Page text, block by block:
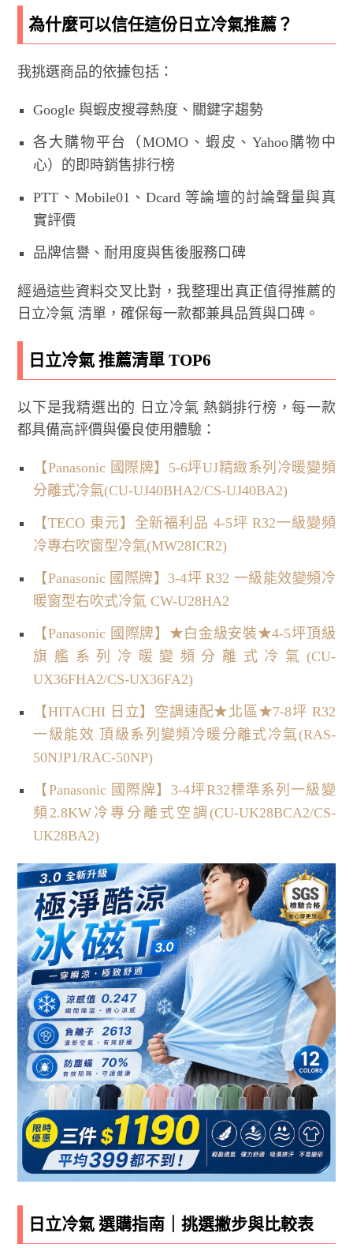
為什麼可以信任這份日立冷氣推薦？
我挑選商品的依據包括：
Google 與蝦皮搜尋熱度、關鍵字趨勢
各大購物平台（MOMO、蝦皮、Yahoo購物中
心）的即時銷售排行榜
PTT、Mobile01、Dcard 等論壇的討論聲量與真
實評價
品牌信譽、耐用度與售後服務口碑
經過這些資料交叉比對，我整理出真正值得推薦的
日立冷氣 清單，確保每一款都兼具品質與口碑。
日立冷氣 推薦清單 TOP6
以下是我精選出的 日立冷氣 熱銷排行榜，每一款
都具備高評價與優良使用體驗：
【Panasonic 國際牌】5-6坪UJ精緻系列冷暖變頻
分離式冷氣(CU-UJ40BHA2/CS-UJ40BA2)
【TECO 東元】全新福利品 4-5坪 R32一級變頻
冷專右吹窗型冷氣(MW28ICR2)
【Panasonic 國際牌】3-4坪 R32 一級能效變頻冷
暖窗型右吹式冷氣 CW-U28HA2
【Panasonic 國際牌】★白金級安裝★4-5坪頂級
旗艦系列冷暖變頻分離式冷氣(CU-
UX36FHA2/CS-UX36FA2)
【HITACHI 日立】空調速配★北區★7-8坪 R32
一級能效 頂級系列變頻冷暖分離式冷氣(RAS-
50NJP1/RAC-50NP)
【Panasonic 國際牌】3-4坪R32標準系列一級變
頻2.8KW冷專分離式空調(CU-UK28BCA2/CS-
UK28BA2)
日立冷氣 選購指南｜挑選撇步與比較表